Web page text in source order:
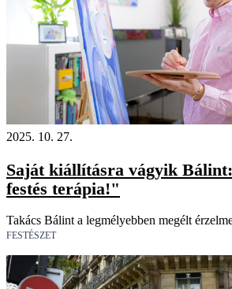
2025. 10. 27.
Saját kiállításra vágyik
festés terápia!"
Takács Bálint a legmélyebben megélt
FESTÉSZET